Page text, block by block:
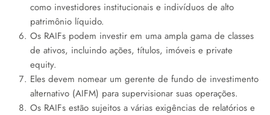
como investidores institucionais e indivíduos de alto
patrimônio líquido.
Os RAIFs podem investir em uma ampla gama de classes
de ativos, incluindo ações, títulos, imóveis e private
equity.
Eles devem nomear um gerente de fundo de investimento
alternativo (AIFM) para supervisionar suas operações.
Os RAIFs estão sujeitos a várias exigências de relatórios e